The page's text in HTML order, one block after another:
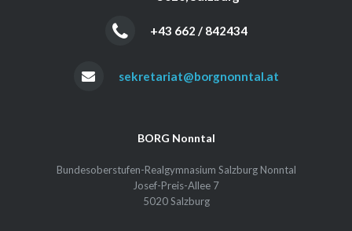
+43 662 / 842434
sekretariat@borgnonntal.at
BORG Nonntal
Bundesoberstufen-Realgymnasium Salzburg Nonntal
Josef-Preis-Allee 7
5020 Salzburg